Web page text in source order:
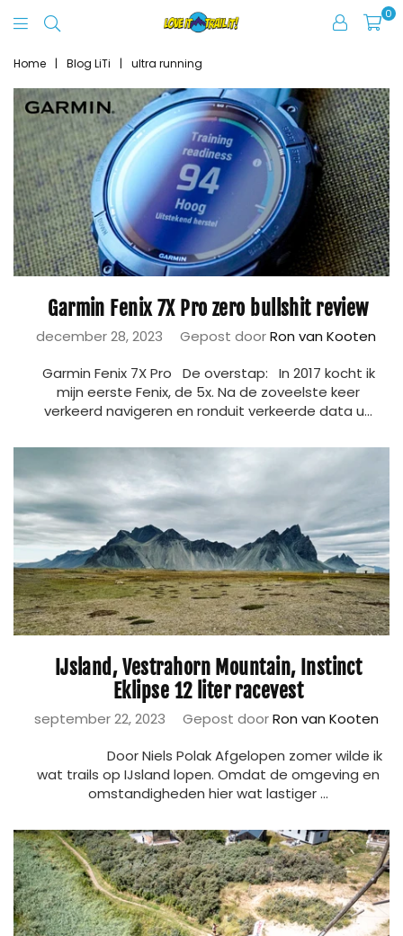
It
Trail
It
0
Home | Blog LiTi | ultra running
Garmin Fenix 7X Pro zero bullshit review
december 28, 2023 Gepost doorRon van Kooten
Garmin Fenix 7X Pro De overstap: In 2017 kocht ik
mijn eerste Fenix, de 5x. Na de zoveelste keer
verkeerd navigeren en ronduit verkeerde data u...
IJsland, Vestrahorn Mountain, Instinct
Eklipse 12 liter racevest
september 22, 2023 Gepost doorRon van Kooten
Door Niels Polak Afgelopen zomer wilde ik
wat trails op IJsland lopen. Omdat de omgeving en
omstandigheden hier wat lastiger ...